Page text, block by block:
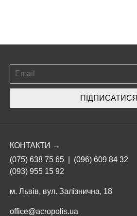
ПІДПИСАТИСЯ
КОНТАКТИ →
(075) 638 75 65
(096) 609 84 32
(093) 955 15 92
м. Львів, вул. Залізнична, 18
office@acropolis.ua